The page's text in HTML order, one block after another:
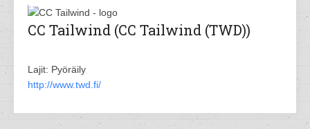
CC Tailwind (CC Tailwind (TWD))
Lajit: Pyöräily
http://www.twd.fi/